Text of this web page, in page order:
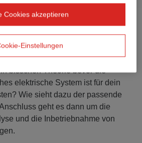
Elektroniker:in im Fahrleitungsbau
bisschen Theorie bevor die
elektrische System ist für dein
Wie sieht dazu der passende
geht es dann um die
und die Inbetriebnahme von
Cookies akzeptieren
Einstellungen